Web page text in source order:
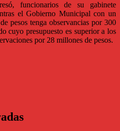
funcionarios de su gabinete
el Gobierno Municipal con un
pesos tenga observancias por 300
cuyo presupuesto es superior a los
por 28 millones de pesos.